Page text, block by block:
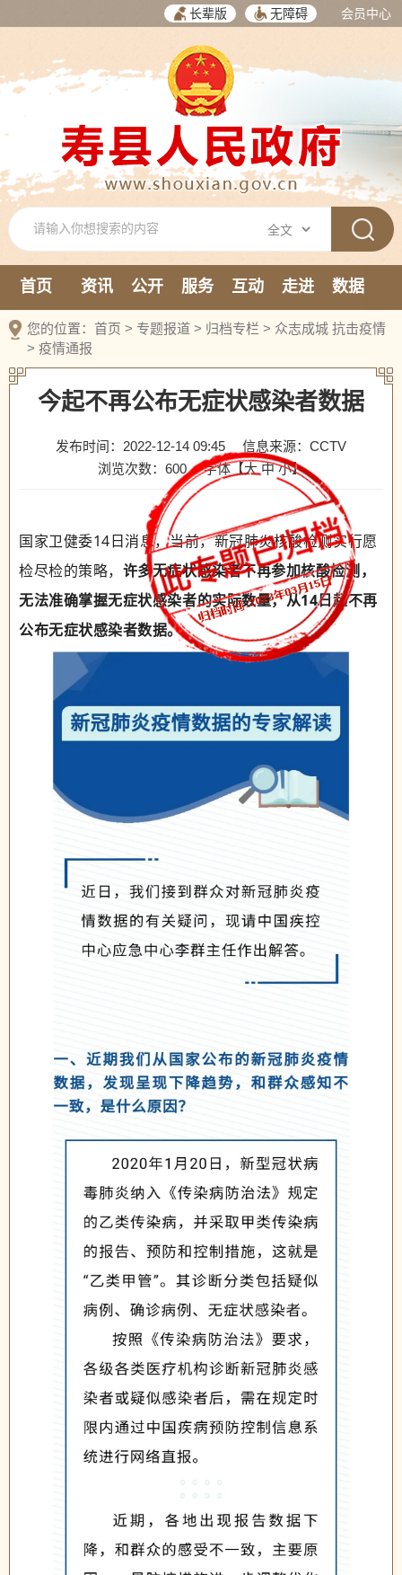
长辈版 无障碍 会员中心
首页 资讯 公开 服务 互动 走进
数据
新媒体
您的位置： 首页 > 专题报道 > 归档专栏 > 众志成城 抗击疫情
> 疫情通报
今起不再公布无症状感染者数据
发布时间：2022-12-14 09:45
信息来源：CCTV
浏览次数： 600 字体【大 中 小】
国家卫健委14日消息，当前，新冠肺炎核酸检测实行愿
检尽检的策略， 许多无症状感染者不再参加核酸检测，
无法准确掌握无症状感染者的实际数量，从14日起不再
公布无症状感染者数据。